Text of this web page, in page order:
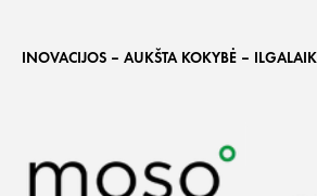
INOVACIJOS – AUKŠTA KOKYBĖ –